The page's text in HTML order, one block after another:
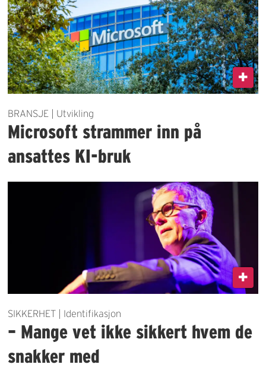
BRANSJE | Utvikling
Microsoft strammer inn på
ansattes KI-bruk
SIKKERHET | Identifikasjon
– Mange vet ikke sikkert hvem de
snakker med